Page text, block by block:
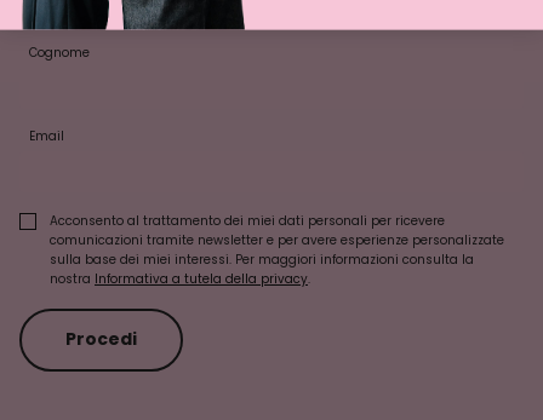
Cognome
Email
Acconsento al trattamento dei miei dati personali per ricevere
comunicazioni tramite newsletter e per avere esperienze personalizzate
sulla base dei miei interessi. Per maggiori informazioni consulta la
nostra Informativa a tutela della privacy.
Procedi